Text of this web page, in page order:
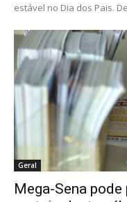
estável no Dia dos Pais.
Geral
Mega-Sena